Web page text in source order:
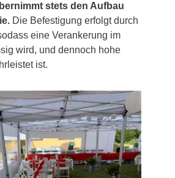
stets den Aufbau
Die Befestigung erfolgt durch
eine Verankerung im
wird, und dennoch hohe
ist.